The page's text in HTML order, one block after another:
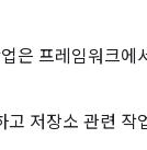
은 프레임워크에
저장소 관련 작